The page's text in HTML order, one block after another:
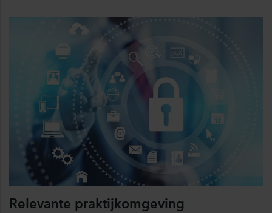
Relevante praktijkomgeving